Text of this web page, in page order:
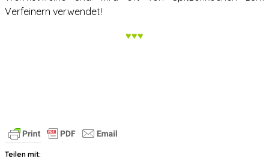
Verfeinern verwendet!
♥♥♥
Teilen mit: